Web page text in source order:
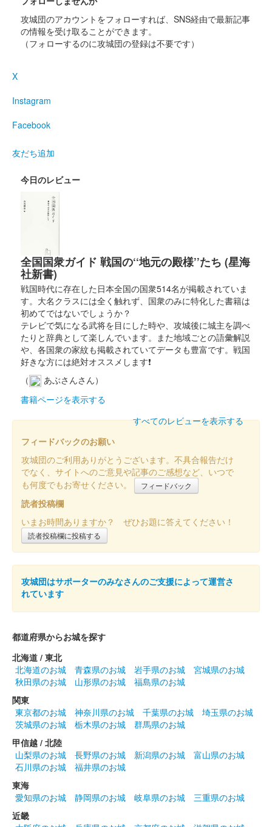
沼田城址 御城印
販売終了
沼田城址 御城印
販売終了
沼田城跡 御城印
販売終了
沼田城 御城印 真田信之版
沼田城址 御城印 入梅
販売終了
沼田城跡 御城印
販売終了
沼田城跡 御城印
販売終了
沼田城跡 御城印
販売終了
沼田城址 御城印 立夏
沼田城跡 御城印
販売終了
沼田城跡 御城印 旧暦（皐月） 2025年版
販売終了
沼田城跡 御城印
攻城団のアカウントをフォローすれば、SNS経由で最新記事
の情報を受け取ることができます。
（フォローするのに攻城団の登録は不要です）
X
Instagram
Facebook
友だち追加
今日のレビュー
全国国衆ガイド 戦国の‘‘地元の殿様’’たち (星海
社新書)
戦国時代に存在した日本全国の国衆514名が掲載されていま
す。大名クラスには全く触れず、国衆のみに特化した書籍は
初めてではないでしょうか？
テレビで気になる武将を目にした時や、攻城後に城主を調べ
たりと辞典として楽しんでいます。また地域ごとの語彙解説
や、各国衆の家紋も掲載されていてデータも豊富です。戦国
好きな方には絶対オススメします❗
（
あぶさんさん）
書籍ページを表示する
すべてのレビューを表示する
フィードバックのお願い
攻城団のご利用ありがとうございます。不具合報告だけ
でなく、サイトへのご意見や記事のご感想など、いつで
も何度でもお寄せください。
フィードバック
読者投稿欄
いまお時間ありますか？ ぜひお題に答えてください！
読者投稿欄に投稿する
攻城団はサポーターのみなさんのご支援によって運営さ
れています
都道府県からお城を探す
北海道 / 東北
北海道のお城
青森県のお城 岩手県のお城
宮城県のお城
秋田県のお城
山形県のお城
福島県のお城
関東
東京都のお城
神奈川県のお城 千葉県のお城
埼玉県のお城
茨城県のお城
栃木県のお城
群馬県のお城
甲信越 / 北陸
山梨県のお城
長野県のお城 新潟県のお城
富山県のお城
石川県のお城
福井県のお城
東海
愛知県のお城
静岡県のお城 岐阜県のお城
三重県のお城
近畿